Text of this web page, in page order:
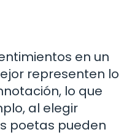
en un
representen lo
lo que
al elegir
poetas pueden